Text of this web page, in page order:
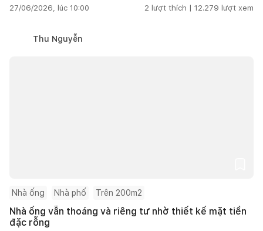
27/06/2026, lúc 10:00 2 lượt thích | 12.279 lượt xem
Thu Nguyễn
Nhà ống Nhà phố Trên 200m2
Nhà ống vẫn thoáng và riêng tư nhờ thiết kế mặt tiền
đặc rỗng